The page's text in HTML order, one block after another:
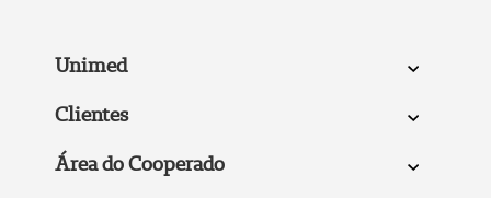
Unimed
Clientes
Área do Cooperado